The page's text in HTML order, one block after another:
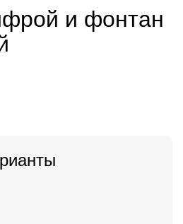
и фонтан